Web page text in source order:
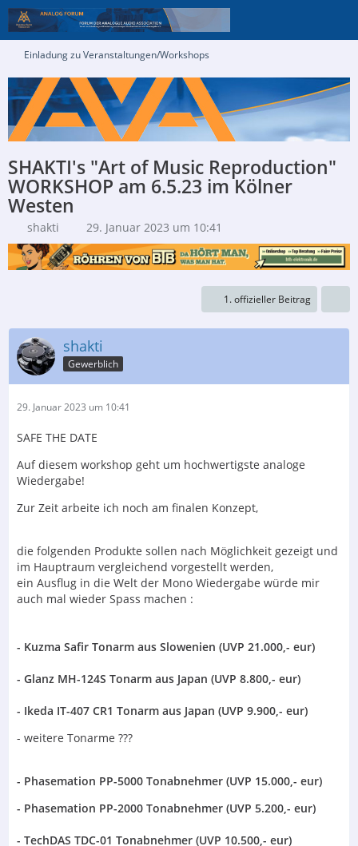
Einladung zu Veranstaltungen/Workshops
SHAKTI's "Art of Music Reproduction"
WORKSHOP am 6.5.23 im Kölner
Westen
shakti 29. Januar 2023 um 10:41
1. offizieller Beitrag
shakti
Gewerblich
29. Januar 2023 um 10:41
SAFE THE DATE
Auf diesem workshop geht um hochwertigste analoge
Wiedergabe!
Zur Zeit arbeite ich noch am finalen Konzept,
die folgenden Produkte sollen nach Möglichkeit gezeigt und
im Hauptraum vergleichend vorgestellt werden,
ein Ausflug in die Welt der Mono Wiedergabe würde mir
auch mal wieder Spass machen :
- Kuzma Safir Tonarm aus Slowenien (UVP 21.000,- eur)
- Glanz MH-124S Tonarm aus Japan (UVP 8.800,- eur)
- Ikeda IT-407 CR1 Tonarm aus Japan (UVP 9.900,- eur)
- weitere Tonarme ???
- Phasemation PP-5000 Tonabnehmer (UVP 15.000,- eur)
- Phasemation PP-2000 Tonabnehmer (UVP 5.200,- eur)
- TechDAS TDC-01 Tonabnehmer (UVP 10.500,- eur)